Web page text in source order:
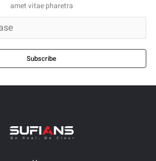
amet vitae pharetra
Subscribe